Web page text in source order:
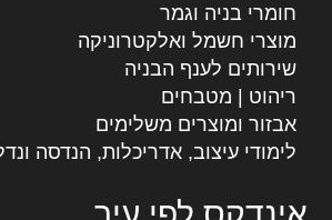
חומרי בניה וגמר
מוצרי חשמל ואלקטרוניקה
שירותים לענף הבניה
ריהוט | מטבחים
אבזור ומוצרים משלימים
לימודי עיצוב, אדריכלות, הנדסה